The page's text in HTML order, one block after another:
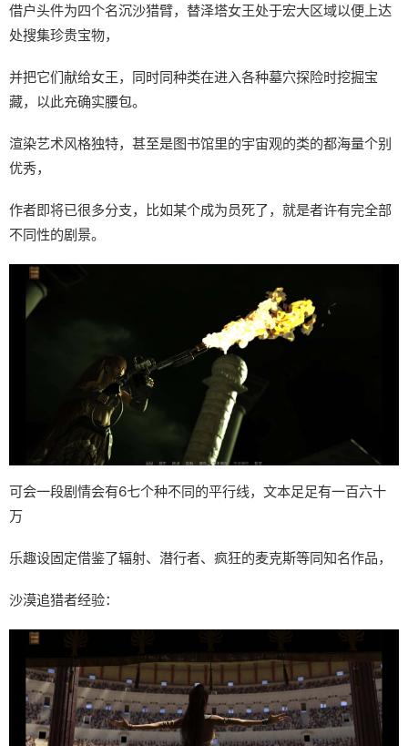
借户头件为四个名沉沙猎臂，替泽塔女王处于宏大区域以便上达
处搜集珍贵宝物，
并把它们献给女王，同时同种类在进入各种墓穴探险时挖掘宝
藏，以此充确实腰包。
渲染艺术风格独特，甚至是图书馆里的宇宙观的类的都海量个别
优秀，
作者即将已很多分支，比如某个成为员死了，就是者许有完全部
不同性的剧景。
可会一段剧情会有6七个种不同的平行线，文本足足有一百六十
万
乐趣设固定借鉴了辐射、潜行者、疯狂的麦克斯等同知名作品，
沙漠追猎者经验：